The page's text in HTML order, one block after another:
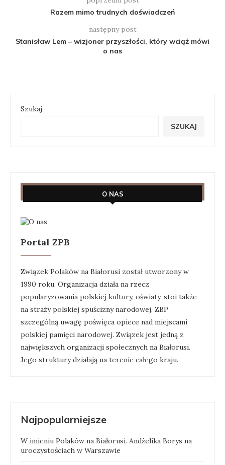
Razem mimo trudnych doświadczeń
następny post
Stanisław Lem – wizjoner przyszłości, który wciąż mówi
o nas
Szukaj
SZUKAJ
O NAS
Portal ZPB
Związek Polaków na Białorusi został utworzony w
1990 roku. Organizacja działa na rzecz
popularyzowania polskiej kultury, oświaty, stoi także
na straży polskiej spuścizny narodowej. ZBP
szczególną uwagę poświęca opiece nad miejscami
polskiej pamięci narodowej. Związek jest jedną z
największych organizacji społecznych na Białorusi.
Jego struktury działają na terenie całego kraju.
Najpopularniejsze
W imieniu Polaków na Białorusi. Andżelika Borys na
uroczystościach w Warszawie